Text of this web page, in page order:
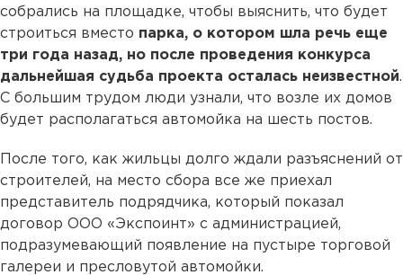
собрались на площадке, чтобы выяснить, что будет
строиться вместо парка, о котором шла речь еще
три года назад, но после проведения конкурса
дальнейшая судьба проекта осталась неизвестной.
С большим трудом люди узнали, что возле их домов
будет располагаться автомойка на шесть постов.
После того, как жильцы долго ждали разъяснений от
строителей, на место сбора все же приехал
представитель подрядчика, который показал
договор ООО «Экспоинт» с администрацией,
подразумевающий появление на пустыре торговой
галереи и пресловутой автомойки.